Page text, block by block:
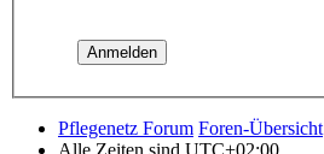
Pflegenetz Forum Foren-Übersicht
Alle Zeiten sind UTC+02:00